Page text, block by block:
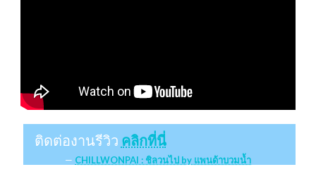
ติดต่องานรีวิว คลิกที่นี่
CHILLWONPAI : ชิลวนไป by แพนด้าบวมน้ำ